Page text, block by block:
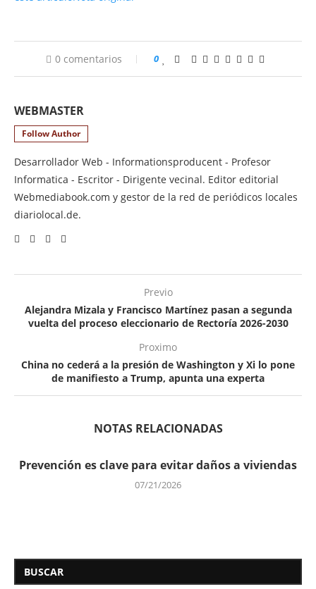
0 comentarios 0
WEBMASTER
Follow Author
Desarrollador Web - Informationsproducent - Profesor
Informatica - Escritor - Dirigente vecinal. Editor editorial
Webmediabook.com y gestor de la red de periódicos locales
diariolocal.de.
Previo
Alejandra Mizala y Francisco Martínez pasan a segunda
vuelta del proceso eleccionario de Rectoría 2026-2030
Proximo
China no cederá a la presión de Washington y Xi lo pone
de manifiesto a Trump, apunta una experta
NOTAS RELACIONADAS
Prevención es clave para evitar daños a viviendas
07/21/2026
BUSCAR